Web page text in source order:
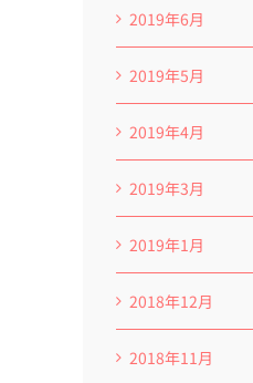
2019年6月
2019年5月
2019年4月
2019年3月
2019年1月
2018年12月
2018年11月